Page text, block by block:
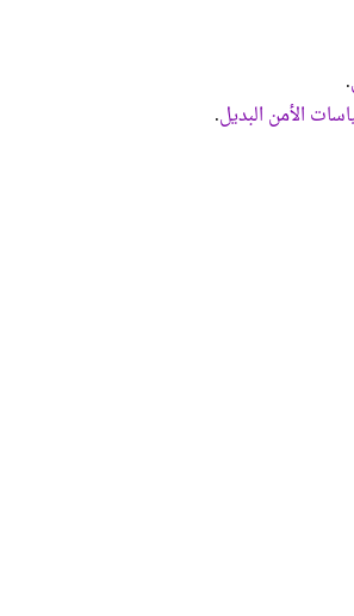
.
الأمن البديل.